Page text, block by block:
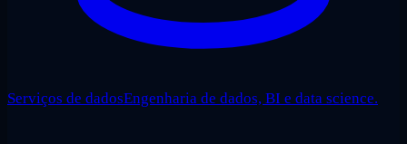
Serviços de dadosEngenharia de dados, BI e data science.